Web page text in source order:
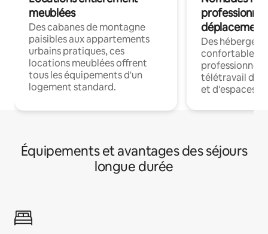
meublées
Des cabanes de montagne
paisibles aux appartements
urbains pratiques, ces
locations meublées offrent
tous les équipements d'un
logement standard.
déplacement
Des
confortables
professionnels
télétravail
et d'espaces
Équipements et avantages des séjours
longue durée